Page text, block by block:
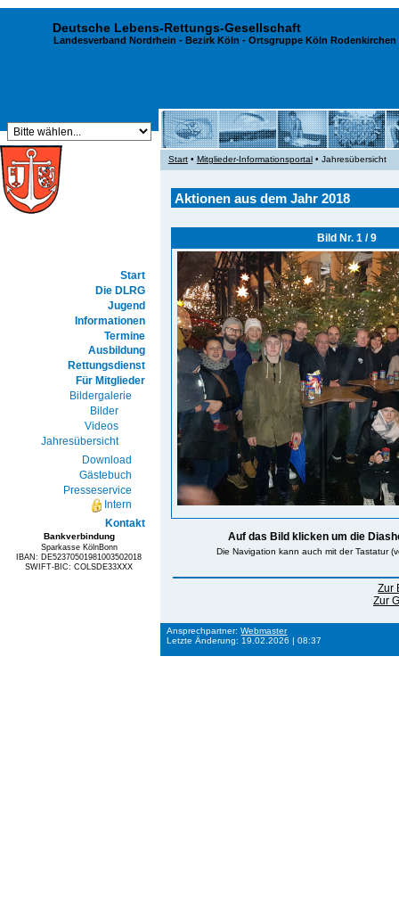
Deutsche Lebens-Rettungs-Gesellschaft
Landesverband Nordrhein - Bezirk Köln - Ortsgruppe Köln Rodenkirchen
Start
Die DLRG
Jugend
Informationen
Termine
Ausbildung
Rettungsdienst
Für Mitglieder
Bildergalerie
Bilder
Videos
Jahresübersicht
Download
Gästebuch
Presseservice
Intern
Kontakt
Bankverbindung
Sparkasse KölnBonn
IBAN: DE52370501981003502018
SWIFT-BIC: COLSDE33XXX
Start• Mitglieder-Informationsportal• Jahresübersicht
Aktionen aus dem Jahr 2018
Bild Nr. 1 / 9
Auf das Bild klicken um die
Die Navigation kann auch mit der Tastatur
Zur
Zur
Ansprechpartner:Webmaster
Letzte Änderung: 19.02.2026 | 08:37